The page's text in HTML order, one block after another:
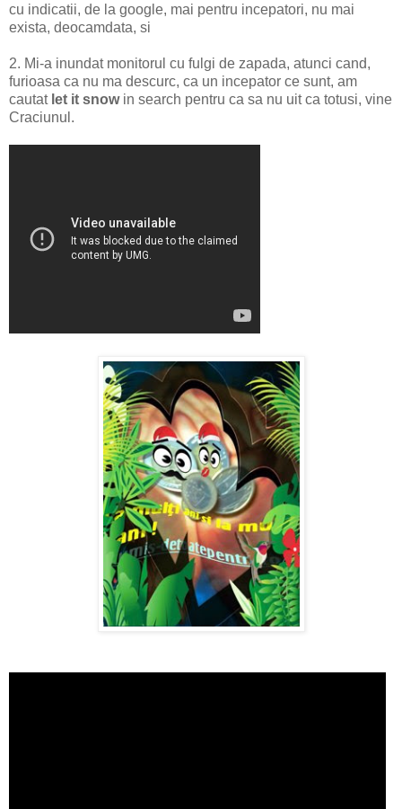
cu indicatii, de la google, mai pentru incepatori, nu mai
exista, deocamdata, si
2. Mi-a inundat monitorul cu fulgi de zapada, atunci cand,
furioasa ca nu ma descurc, ca un incepator ce sunt, am
cautat let it snowin search pentru ca sa nu uit ca totusi, vine
Craciunul.